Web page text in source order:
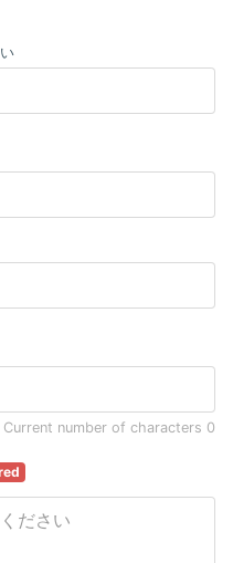
Current number of characters 0